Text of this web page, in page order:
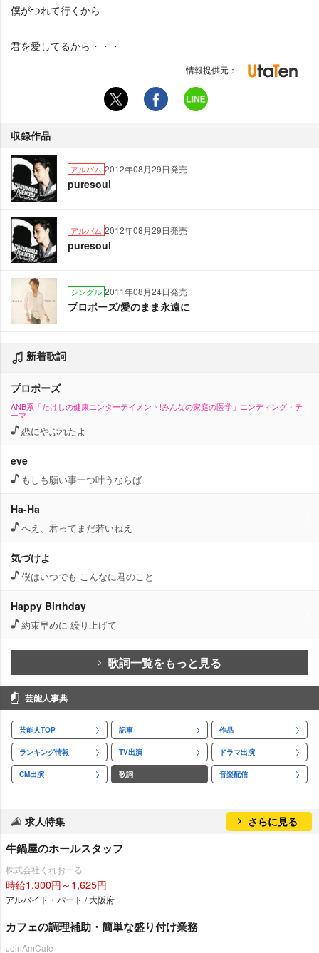
僕がつれて行くから
君を愛してるから・・・
情報提供元：
収録作品
アルバム 2012年08月29日発売
puresoul
アルバム 2012年08月29日発売
puresoul
シングル 2011年08月24日発売
プロポーズ/愛のまま永遠に
新着歌詞
プロポーズ
ANB系「たけしの健康エンターテイメント!みんなの家庭の医学」エンディング・テ
ーマ
恋にやぶれたよ
eve
もしも願い事一つ叶うならば
Ha-Ha
へえ、君ってまだ若いねえ
気づけよ
僕はいつでも こんなに君のこと
Happy Birthday
約束早めに 繰り上げて
歌詞一覧をもっと見る
芸能人事典
芸能人TOP 記事 作品
ランキング情報 TV出演 ドラマ出演
CM出演 歌詞 音楽配信
求人特集 さらに見る
牛鍋屋のホールスタッフ
株式会社くれおーる
時給1,300円～1,625円
アルバイト・パート / 大阪府
カフェの調理補助・簡単な盛り付け業務
JoinAmCafe